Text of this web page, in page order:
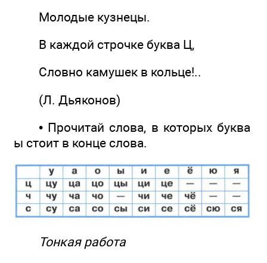
Молодые кузнецы.
В каждой строчке буква Ц,
Словно камушек в кольце!..
(Л. Дьяконов)
• Прочитай слова, в которых буква
ы стоит в конце слова.
Тонкая работа